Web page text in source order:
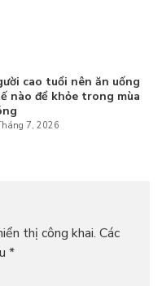
cao tuổi nên ăn uống
nào để khỏe trong mùa
7, 2026
thị công khai. Các
*